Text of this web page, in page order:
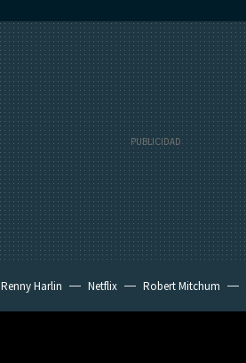
Renny Harlin Netflix Robert Mitchum